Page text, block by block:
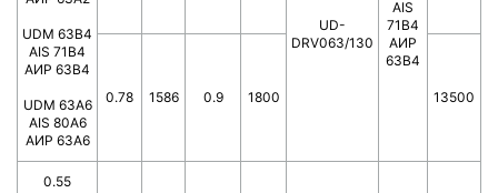
UDM 63B4
AIS 71B4
АИР 63В4
UDM 63A6
AIS 80A6
АИР 63А6
UD-
DRV063/130
AIS
71B4
АИР
63В4
0.78 1586 0.9 1800 13500
0.55